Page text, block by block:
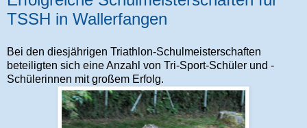
TSSH in Wallerfangen
Bei den diesjährigen Triathlon-Schulmeisterschaften
beteiligten sich eine Anzahl von Tri-Sport-Schüler und -
Schülerinnen mit großem Erfolg.